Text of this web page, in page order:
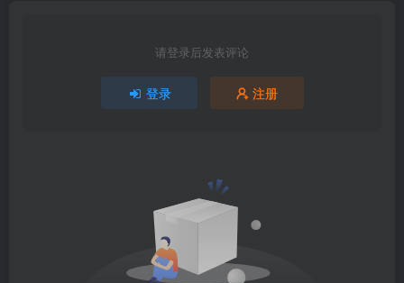
请登录后发表评论
登录 注册